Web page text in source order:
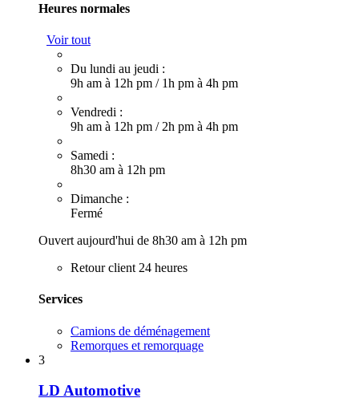
Heures normales
Voir tout
Du lundi au jeudi :
9h am à 12h pm / 1h pm à 4h pm
Vendredi :
9h am à 12h pm / 2h pm à 4h pm
Samedi :
8h30 am à 12h pm
Dimanche :
Fermé
Ouvert aujourd'hui de 8h30 am à 12h pm
Retour client 24 heures
Services
Camions de déménagement
Remorques et remorquage
3
LD Automotive